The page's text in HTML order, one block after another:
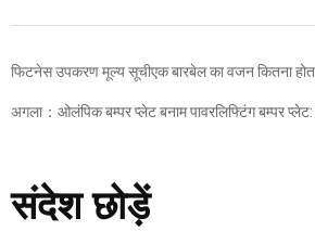
फिटनेस उपकरण मूल्य सूचीएक बारबेल का वजन कितना
अगला： ओलंपिक बम्पर प्लेट बनाम पावरलिफ्टिंग बम्पर
संदेश छोड़ें